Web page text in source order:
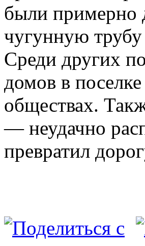
были примерно
чугунную
Среди других
домов в
обществах.
— неудачно
превратил